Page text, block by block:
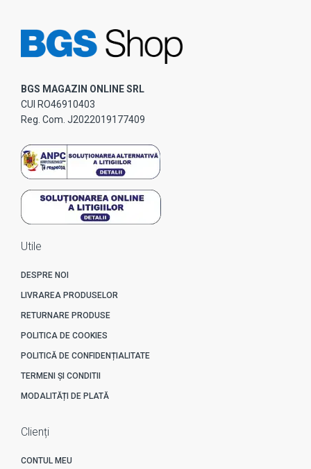
BGS MAGAZIN ONLINE SRL
CUI RO46910403
Reg. Com. J2022019177409
Utile
DESPRE NOI
LIVRAREA PRODUSELOR
RETURNARE PRODUSE
POLITICA DE COOKIES
POLITICĂ DE CONFIDENȚIALITATE
TERMENI ȘI CONDITII
MODALITĂȚI DE PLATĂ
Clienți
CONTUL MEU